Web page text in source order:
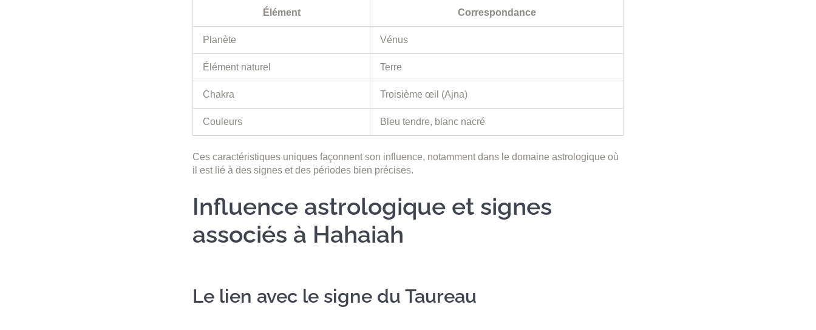
Élément Correspondance
Planète Vénus
Élément naturel Terre
Chakra Troisième œil (Ajna)
Couleurs Bleu tendre, blanc nacré
Ces caractéristiques uniques façonnent son influence, notamment dans le domaine astrologique où
il est lié à des signes et des périodes bien précises.
Influence astrologique et signes
associés à Hahaiah
Le lien avec le signe du Taureau